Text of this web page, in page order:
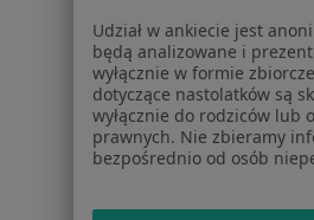
Dla
Cennik
Dla lekarzy
Dla placówek
Baza
Udział w ankiecie jest
będą analizowane i
wyłącznie w formie
dotyczące nastolatków są
wyłącznie do rodziców lub
prawnych. Nie zbieramy
bezpośrednio od osób